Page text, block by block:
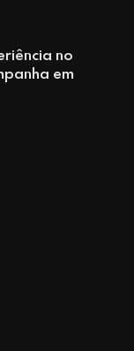
no
em